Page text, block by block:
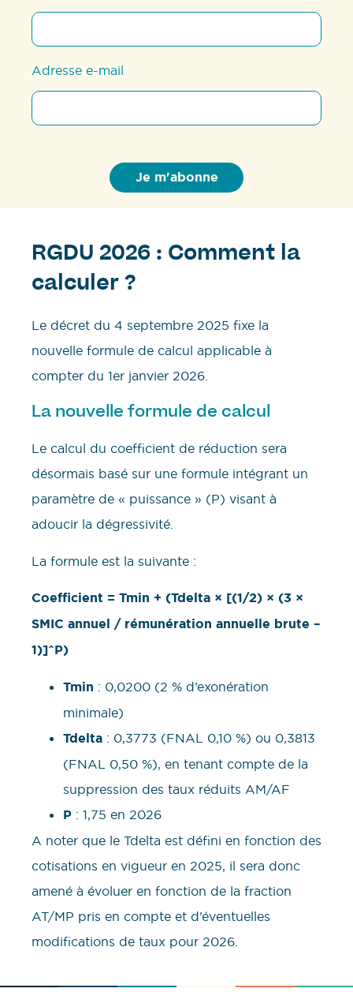
Adresse e-mail
RGDU 2026 : Comment la
calculer ?
Le décret du 4 septembre 2025 fixe la
nouvelle formule de calcul applicable à
compter du 1er janvier 2026.
La nouvelle formule de calcul
Le calcul du coefficient de réduction sera
désormais basé sur une formule intégrant un
paramètre de « puissance » (P) visant à
adoucir la dégressivité.
La formule est la suivante :
Coefficient = Tmin + (Tdelta × [(1/2) × (3 ×
SMIC annuel / rémunération annuelle brute –
1)]^P)
Tmin : 0,0200 (2 % d’exonération
minimale)
Tdelta : 0,3773 (FNAL 0,10 %) ou 0,3813
(FNAL 0,50 %), en tenant compte de la
suppression des taux réduits AM/AF
P : 1,75 en 2026
A noter que le Tdelta est défini en fonction des
cotisations en vigueur en 2025, il sera donc
amené à évoluer en fonction de la fraction
AT/MP pris en compte et d’éventuelles
modifications de taux pour 2026.